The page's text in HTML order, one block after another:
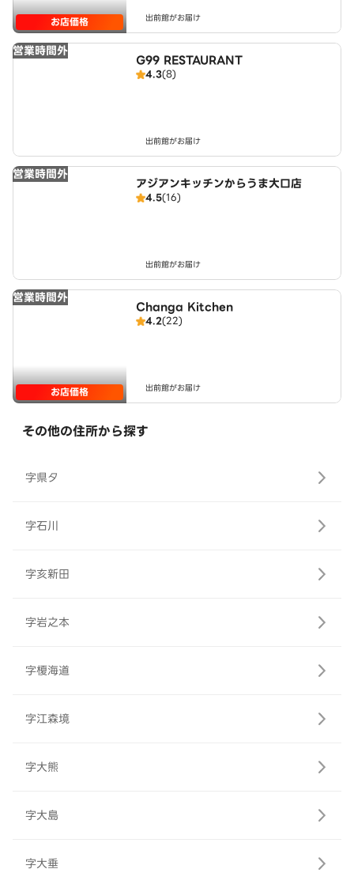
お店価格 出前館がお届け
営業時間外
G99 RESTAURANT
4.3(8)
出前館がお届け
営業時間外
アジアンキッチンからうま大口店
4.5(16)
出前館がお届け
営業時間外
お店価格
Changa Kitchen
4.2(22)
出前館がお届け
その他の住所から探す
字県タ
字石川
字亥新田
字岩之本
字榎海道
字江森境
字大熊
字大島
字大垂